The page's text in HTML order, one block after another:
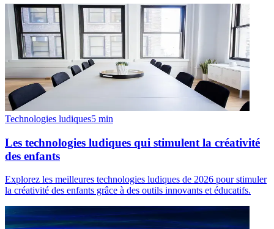
Technologies ludiques5 min
Les technologies ludiques qui stimulent la créativité
des enfants
Explorez les meilleures technologies ludiques de 2026 pour stimuler
la créativité des enfants grâce à des outils innovants et éducatifs.